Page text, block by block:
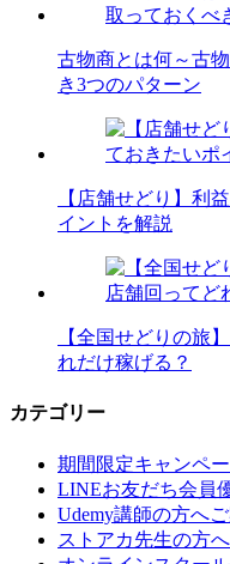
古物商とは何～古
き3つのパターン
【店舗せどり】利
イントを解説
【全国せどりの旅
れだけ稼げる？
カテゴリー
期間限定キャンペ
LINEお友だち会員
Udemy講師の方へ
ストアカ先生の方